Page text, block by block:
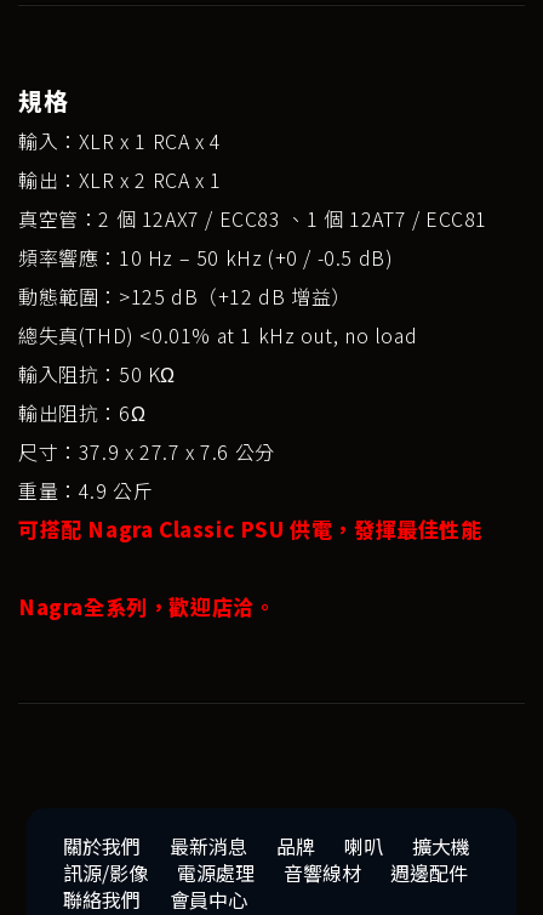
規格
輸入：XLR x 1 RCA x 4
輸出：XLR x 2 RCA x 1
真空管：2 個 12AX7 / ECC83 、1 個 12AT7 / ECC81
頻率響應：10 Hz – 50 kHz (+0 / -0.5 dB)
動態範圍：>125 dB（+12 dB 增益）
總失真(THD) <0.01% at 1 kHz out, no load
輸入阻抗：50 KΩ
輸出阻抗：6Ω
尺寸：37.9 x 27.7 x 7.6 公分
重量：4.9 公斤
可搭配 Nagra Classic PSU 供電，發揮最佳性能
Nagra全系列，歡迎店洽。
關於我們 最新消息 品牌 喇叭
擴大機
訊源/影像
電源處理 音響線材
週邊配件
聯絡我們
會員中心